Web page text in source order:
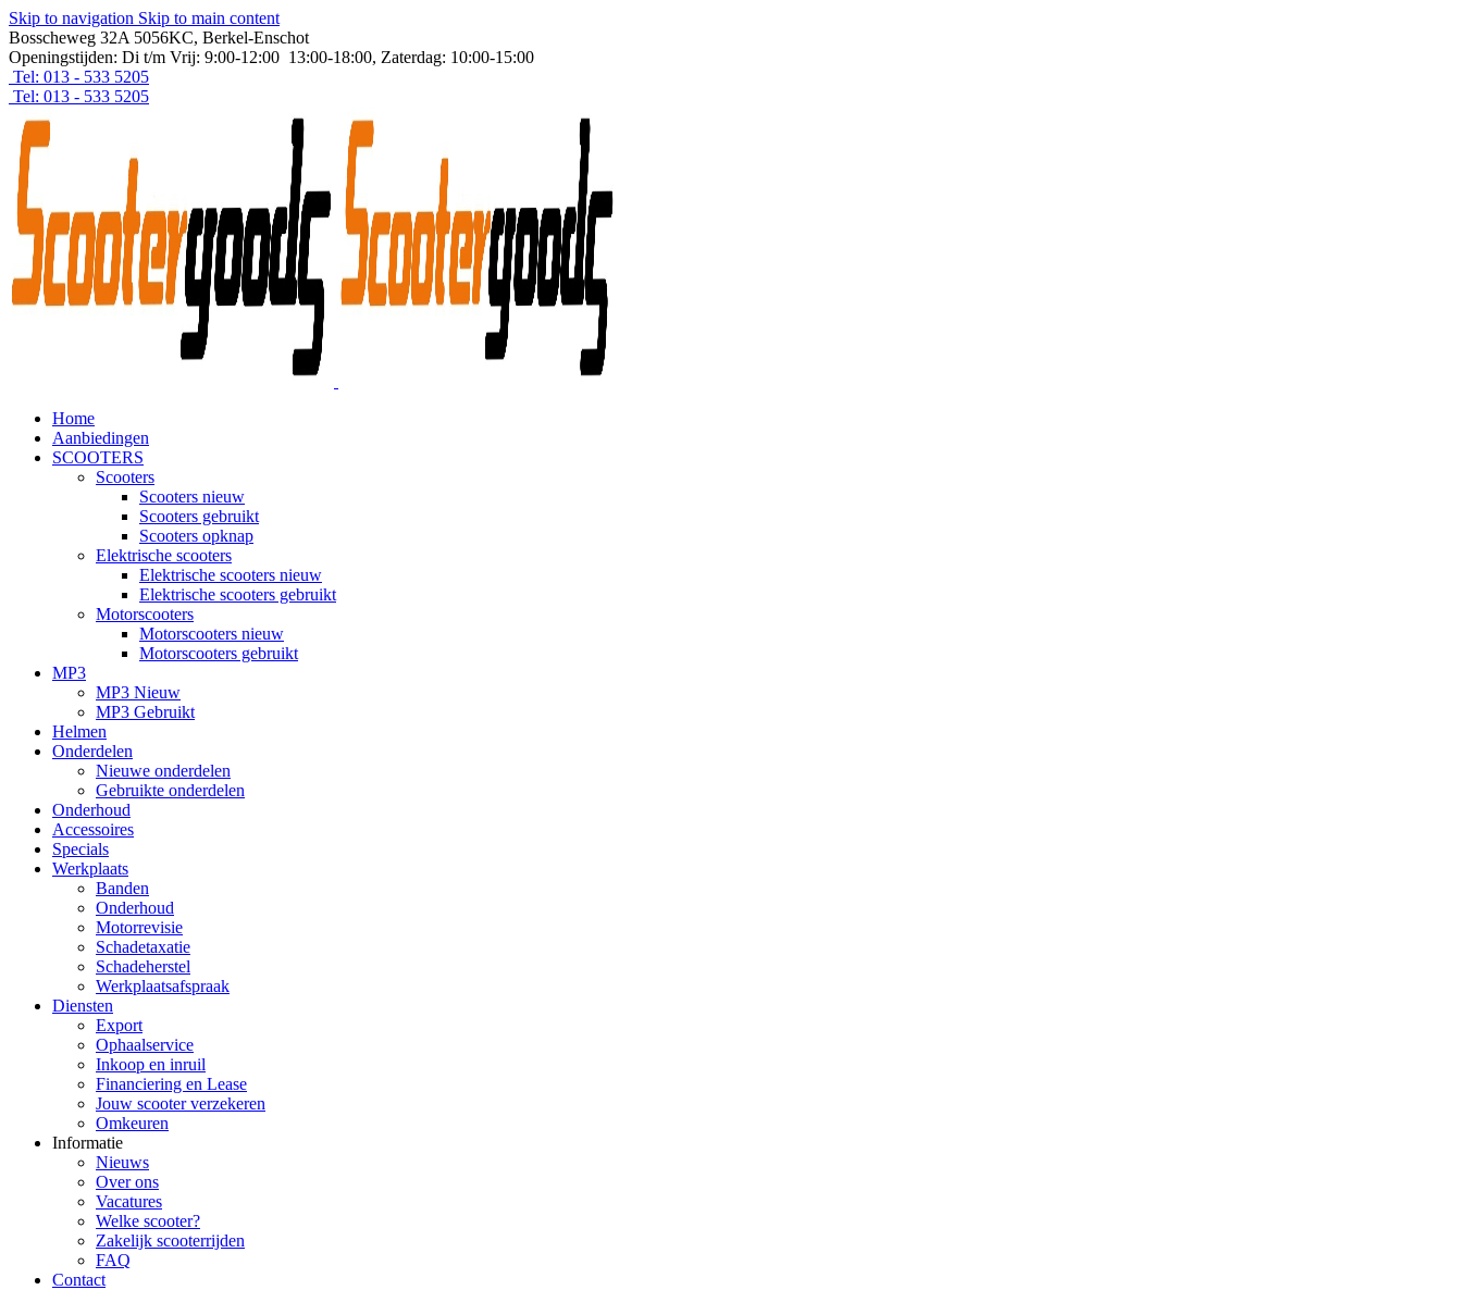
Skip to navigation Skip to main content
Bosscheweg 32A 5056KC, Berkel-Enschot
Openingstijden: Di t/m Vrij: 9:00-12:00 13:00-18:00, Zaterdag: 10:00-15:00
Tel: 013 - 533 5205
Tel: 013 - 533 5205
Home
Aanbiedingen
SCOOTERS
Scooters
Scooters nieuw
Scooters gebruikt
Scooters opknap
Elektrische scooters
Elektrische scooters nieuw
Elektrische scooters gebruikt
Motorscooters
Motorscooters nieuw
Motorscooters gebruikt
MP3
MP3 Nieuw
MP3 Gebruikt
Helmen
Onderdelen
Nieuwe onderdelen
Gebruikte onderdelen
Onderhoud
Accessoires
Specials
Werkplaats
Banden
Onderhoud
Motorrevisie
Schadetaxatie
Schadeherstel
Werkplaatsafspraak
Diensten
Export
Ophaalservice
Inkoop en inruil
Financiering en Lease
Jouw scooter verzekeren
Omkeuren
Informatie
Nieuws
Over ons
Vacatures
Welke scooter?
Zakelijk scooterrijden
FAQ
Contact